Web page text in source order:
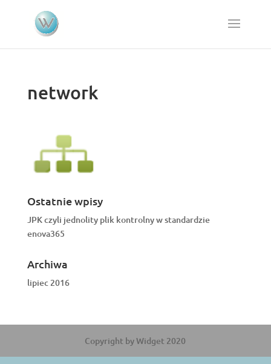
network
Ostatnie wpisy
JPK czyli jednolity plik kontrolny w standardzie
enova365
Archiwa
lipiec 2016
Copyright by Widget 2020